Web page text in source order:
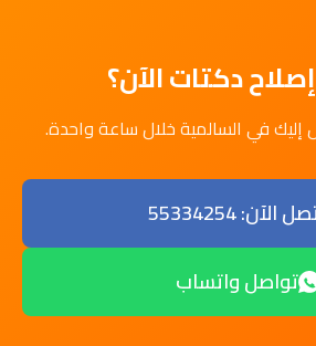
دكتات الآن؟
إليك في السالمية خلال ساعة واحدة.
الآن: 55334254
تواصل واتساب